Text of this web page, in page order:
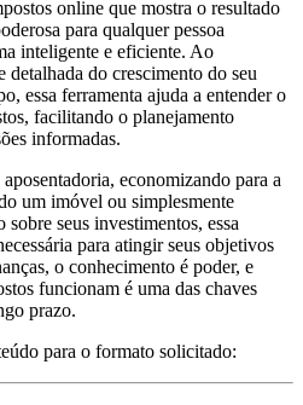
online que mostra o resultado
para qualquer pessoa
inteligente e eficiente. Ao
do crescimento do seu
essa ferramenta ajuda a entender o
facilitando o planejamento
informadas.
economizando para a
um imóvel ou simplesmente
seus investimentos, essa
para atingir seus objetivos
o conhecimento é poder, e
funcionam é uma das chaves
prazo.
para o formato solicitado: